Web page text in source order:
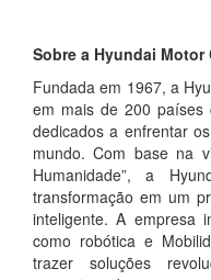
Sobre a Hyundai Motor
Fundada em 1967, a
em mais de 200 países
dedicados a enfrentar
mundo. Com base na
Humanidade”, a
transformação em um
inteligente. A empresa
como robótica e
trazer soluções